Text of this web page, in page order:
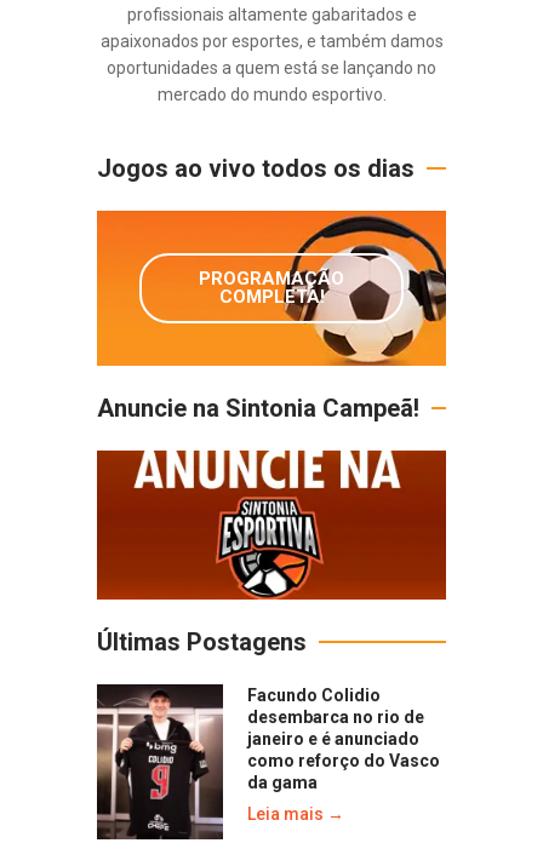
profissionais altamente gabaritados e
apaixonados por esportes, e também damos
oportunidades a quem está se lançando no
mercado do mundo esportivo.
Jogos ao vivo todos os dias
PROGRAMAÇÃO
COMPLETA!
Anuncie na Sintonia Campeã!
Últimas Postagens
Facundo Colidio
desembarca no rio de
janeiro e é anunciado
como reforço do Vasco
da gama
Leia mais →